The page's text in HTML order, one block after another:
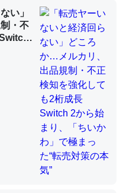
素も不足してて両方に不
」とあって面白い。海に
モ）はカルシウムを使わ
素が違うのか？
問題＝「昆虫はなぜ海にいな
大量に使う脊椎動物と貝
だと殻を無くしてナメク
い」
・不
ま